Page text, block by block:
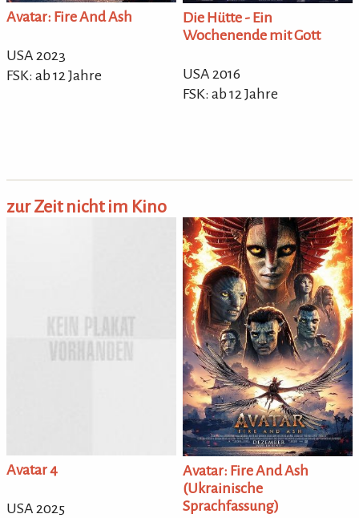
Avatar: Fire And Ash
USA 2023
FSK: ab 12 Jahre
Die Hütte - Ein
Wochenende mit Gott
USA 2016
FSK: ab 12 Jahre
zur Zeit nicht im Kino
Avatar 4
USA 2025
Avatar: Fire And Ash
(Ukrainische
Sprachfassung)